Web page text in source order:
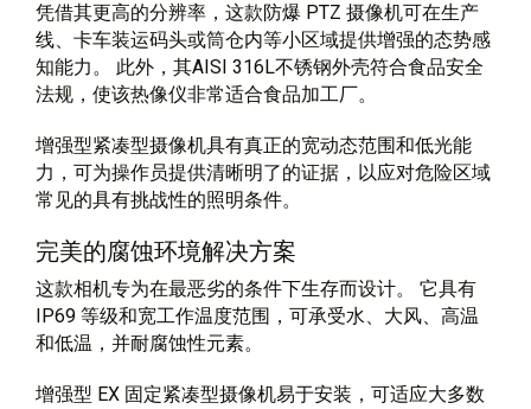
凭借其更高的分辨率，这款防爆 PTZ 摄像机可在生产
线、卡车装运码头或筒仓内等小区域提供增强的态势感
知能力。 此外，其AISI 316L不锈钢外壳符合食品安全
法规，使该热像仪非常适合食品加工厂。
增强型紧凑型摄像机具有真正的宽动态范围和低光能
力，可为操作员提供清晰明了的证据，以应对危险区域
常见的具有挑战性的照明条件。
完美的腐蚀环境解决方案
这款相机专为在最恶劣的条件下生存而设计。 它具有
IP69 等级和宽工作温度范围，可承受水、大风、高温
和低温，并耐腐蚀性元素。
增强型 EX 固定紧凑型摄像机易于安装，可适应大多数